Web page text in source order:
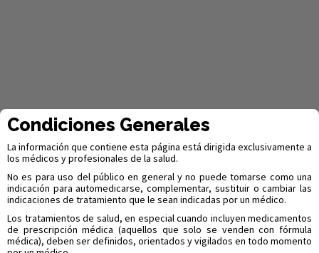
Condiciones Generales
La información que contiene esta página está dirigida exclusivamente a
los médicos y profesionales de la salud.
No es para uso del público en general y no puede tomarse como una
indicación para automedicarse, complementar, sustituir o cambiar las
indicaciones de tratamiento que le sean indicadas por un médico.
Los tratamientos de salud, en especial cuando incluyen medicamentos
de prescripción médica (aquellos que solo se venden con fórmula
médica), deben ser definidos, orientados y vigilados en todo momento
Sistema de Calidad Integral
Más de 88 años de
historia nos dejan una
gran experiencia,